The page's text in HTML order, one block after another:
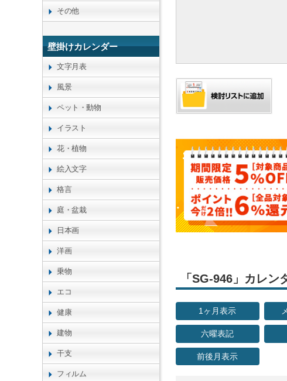
「SG-946」カレン
1ヶ月表示
六曜表記
前後月表示
その他
壁掛けカレンダー
文字月表
風景
ペット・動物
イラスト
花・植物
絵入文字
格言
庭・盆栽
日本画
洋画
乗物
エコ
健康
建物
干支
フィルム